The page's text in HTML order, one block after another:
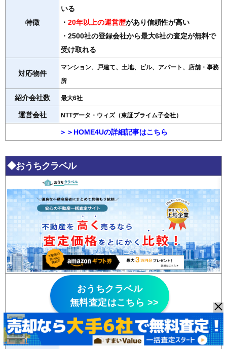
特徴
いる
・ 20年以上の運営歴があり信頼性が高い
・2500社の登録会社から最大6社の査定が無料で
受け取れる
対応物件
マンション、戸建て、土地、ビル、アパート、店舗・事務
所
紹介会社数 最大6社
運営会社 NTTデータ・ウィズ（東証プライム子会社）
＞＞HOME4Uの詳細記事はこちら
◆おうちクラベル
おうちクラベル
無料査定はこちら >>
特徴
・AI査定を活用、査定依頼後すぐに結果が分かる
・東証プライム上場企業が運営する一括査定サイ